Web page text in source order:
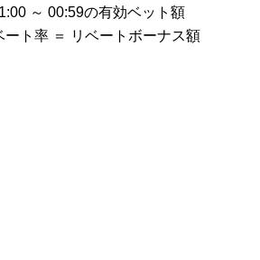
～ 00:59の有効ベット額
ート率 ＝ リベートボーナス額